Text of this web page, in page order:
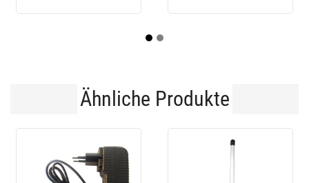
Ähnliche Produkte